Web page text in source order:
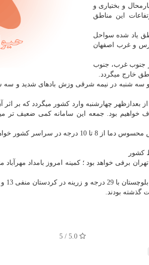
و بختیاری و
این مناطق
یاد شده سواحل
و غرب اصفهان
جنوب غرب، جنوب
خارج میگردد.
شنبه در نیمه شرقی وزش بادهای شدید و سه
چهارشنبه وارد كشور میگردد كه بر
خواهیم بود. جمعه این سامانه كمی ضعیف تر
سراسر كشور خواهیم بود.
كشور
5.0 / 5